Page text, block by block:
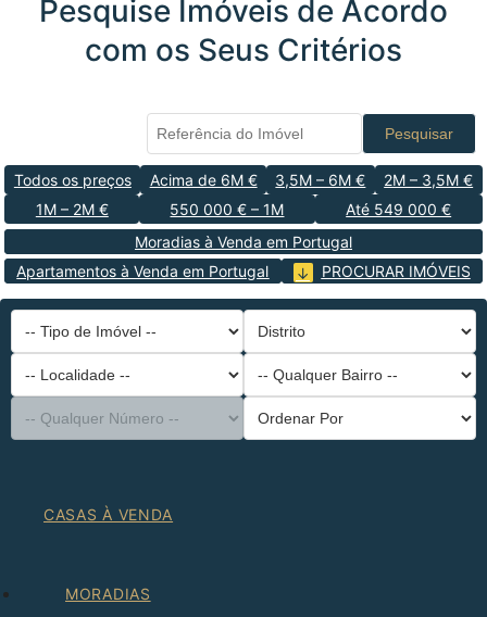
Pesquise Imóveis de Acordo
com os Seus Critérios
Pesquisar
Todos os preços Acima de 6M € 3,5M – 6M €
2M – 3,5M €
1M – 2M €
550 000 € – 1M
Até 549 000 €
Moradias à Venda em Portugal
Apartamentos à Venda em Portugal
PROCURAR IMÓVEIS
-- Tipo de Imóvel --
Distrito
-- Localidade --
-- Qualquer Bairro --
-- Qualquer Número --
Ordenar Por
CASAS À VENDA
MORADIAS